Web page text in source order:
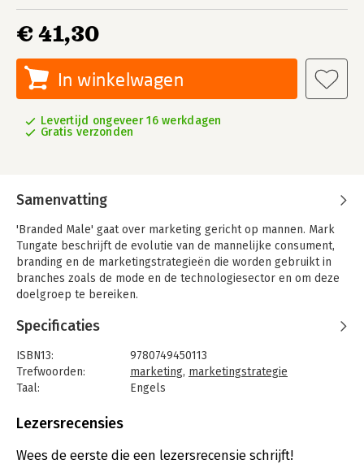
€ 41,30
In winkelwagen
Levertijd ongeveer 16 werkdagen
Gratis verzonden
Samenvatting
'Branded Male' gaat over marketing gericht op mannen. Mark
Tungate beschrijft de evolutie van de mannelijke consument,
branding en de marketingstrategieën die worden gebruikt in
branches zoals de mode en de technologiesector en om deze
doelgroep te bereiken.
Specificaties
ISBN13:
9780749450113
Trefwoorden:
marketing, marketingstrategie
Taal:
Engels
Aantal pagina's:
Druk:
1
Lezersrecensies
Wees de eerste die een lezersrecensie schrijft!